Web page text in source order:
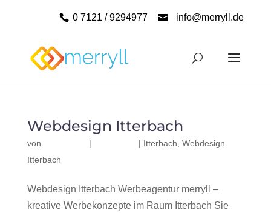
0 7121 / 9294977 info@merryll.de
Webdesign Itterbach
von | | Itterbach Webdesign
Itterbach
Webdesign Itterbach Werbeagentur merryll –
kreative Werbekonzepte im Raum Itterbach Sie